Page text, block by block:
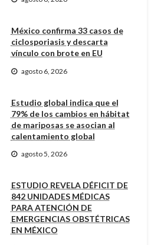
México confirma 33 casos de
ciclosporiasis y descarta
vínculo con brote en EU
agosto 6, 2026
Estudio global indica que el
79% de los cambios en hábitat
de mariposas se asocian al
calentamiento global
agosto 5, 2026
ESTUDIO REVELA DÉFICIT DE
842 UNIDADES MÉDICAS
PARA ATENCIÓN DE
EMERGENCIAS OBSTÉTRICAS
EN MÉXICO